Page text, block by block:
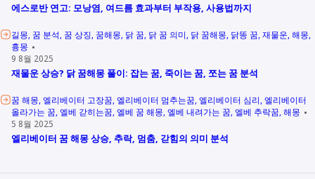
에스로반 연고: 모낭염, 여드름 효과부터 부작용, 사용법까지
길몽 꿈 분석 꿈 상징 꿈해몽 닭 꿈 닭 꿈 의미 닭 꿈해몽 닭똥 꿈 재물운 해몽
흉몽
9 8월 2025
재물운 상승? 닭 꿈해몽 풀이: 잡는 꿈, 죽이는 꿈, 쪼는 꿈 분석
꿈 해몽 엘리베이터 고장꿈 엘리베이터 멈추는꿈 엘리베이터 심리 엘리베이터
올라가는 꿈 엘베 갇히는꿈 엘베 꿈 해몽 엘베 내려가는 꿈 엘베 추락꿈 해몽
5 8월 2025
엘리베이터 꿈 해몽 상승, 추락, 멈춤, 갇힘의 의미 분석